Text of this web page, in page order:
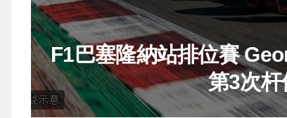
F1巴塞隆納站排位賽
第3次杆